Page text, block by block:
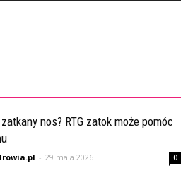
nos? RTG zatok może pomóc
- 29 maja 2026 0